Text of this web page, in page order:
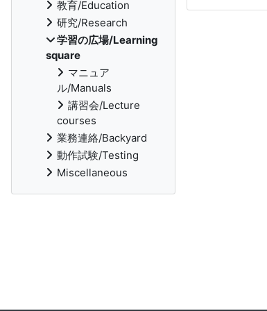
教育/Education
研究/Research
学習の広場/Learning
square
マニュア
ル/Manuals
講習会/Lecture
courses
業務連絡/Backyard
動作試験/Testing
Miscellaneous